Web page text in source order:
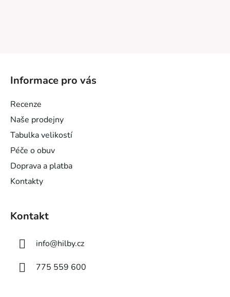
Informace pro vás
Recenze
Naše prodejny
Tabulka velikostí
Péče o obuv
Doprava a platba
Kontakty
Kontakt
info@hilby.cz
775 559 600